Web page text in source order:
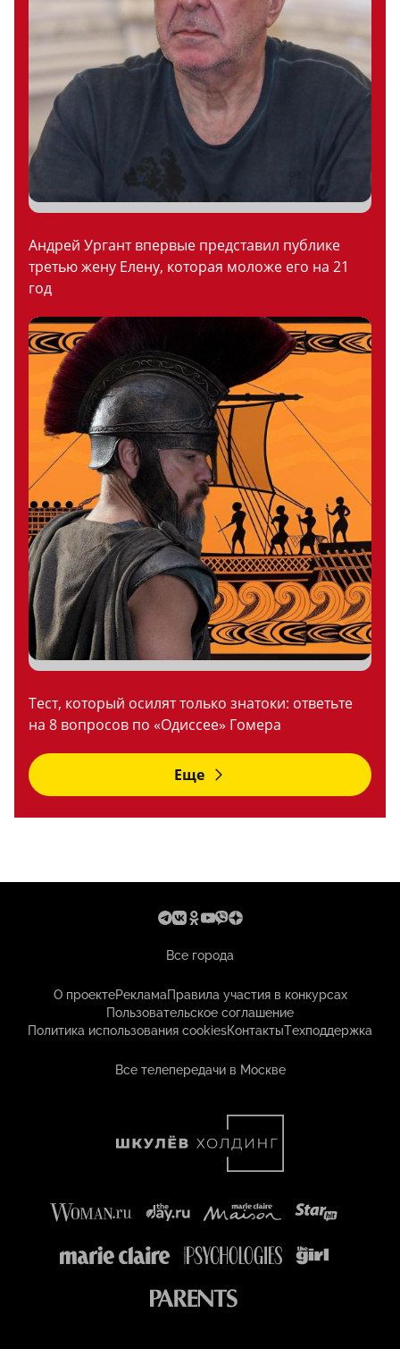
Андрей Ургант впервые представил публике
третью жену Елену, которая моложе его на 21
год
Тест, который осилят только знатоки: ответьте
на 8 вопросов по «Одиссее» Гомера
Еще
Все города
О проектеРекламаПравила участия в конкурсах
Пользовательское соглашение
Политика использования cookiesКонтактыТехподдержка
Все телепередачи в Москве